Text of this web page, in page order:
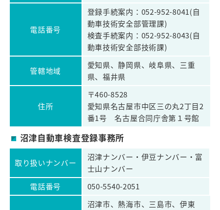
電話番号
登録手続案内：052-952-8041(自
動車技術安全部管理課)
検査手続案内：052-952-8043(自
動車技術安全部技術課)
管轄地域
愛知県、静岡県、岐阜県、三重
県、福井県
住所
〒460-8528
愛知県名古屋市中区三の丸2丁目2
番1号 名古屋合同庁舎第１号館
沼津自動車検査登録事務所
取り扱いナンバー
沼津ナンバー・伊豆ナンバー・富
士山ナンバー
電話番号
050-5540-2051
沼津市、熱海市、三島市、伊東